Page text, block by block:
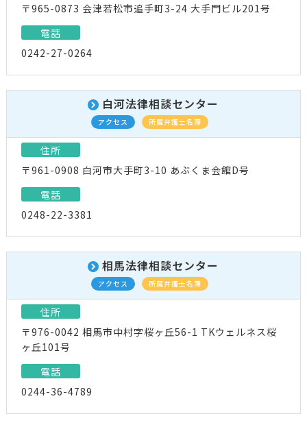
〒965-0873 会津若松市追手町3-24 大手門ビル201号
電話
0242-27-0264
白河法律相談センター
アクセス 所属弁護士名簿
住所
〒961-0908 白河市大手町3-10 あぶくま会館D号
電話
0248-22-3381
相馬法律相談センター
アクセス 所属弁護士名簿
住所
〒976-0042 相馬市中村字桜ヶ丘56-1 TKウェルネス桜
ヶ丘101号
電話
0244-36-4789